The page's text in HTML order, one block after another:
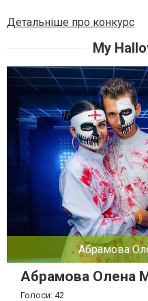
My
Абрамова
Абрамова Олена
Голоси: 42
Детальніше про конкурс